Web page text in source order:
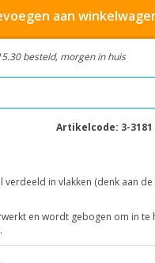
aan
besteld, morgen in huis
Artikelcode: 3-3181
verdeeld in vlakken (denk aan
en wordt gebogen om in te